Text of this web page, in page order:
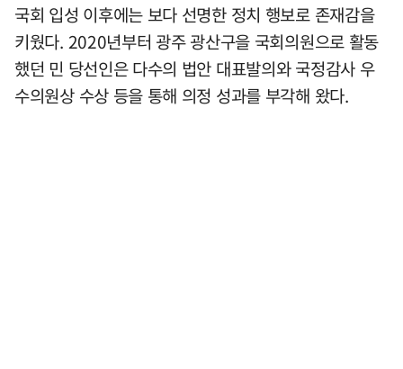
국회 입성 이후에는 보다 선명한 정치 행보로 존재감을
키웠다. 2020년부터 광주 광산구을 국회의원으로 활동
했던 민 당선인은 다수의 법안 대표발의와 국정감사 우
수의원상 수상 등을 통해 의정 성과를 부각해 왔다.